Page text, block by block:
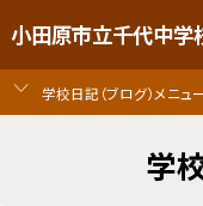
小田原市立千代中学
学校日記（ブログ）メニュ
学